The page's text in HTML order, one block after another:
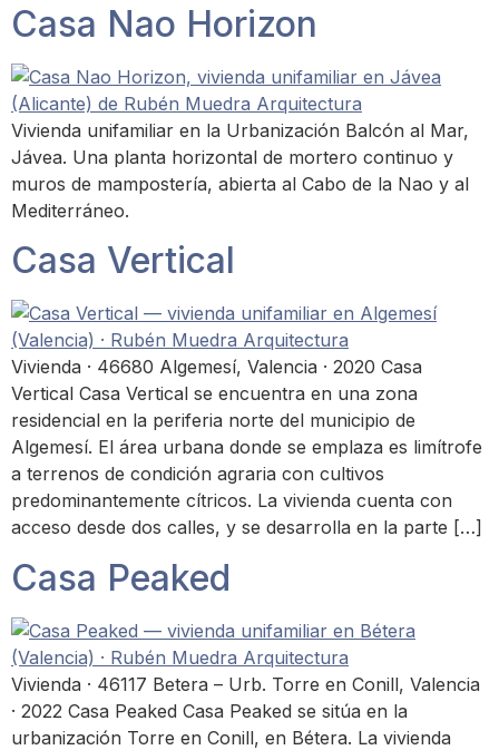
Casa Nao Horizon
Vivienda unifamiliar en la Urbanización Balcón al Mar,
Jávea. Una planta horizontal de mortero continuo y
muros de mampostería, abierta al Cabo de la Nao y al
Mediterráneo.
Casa Vertical
Vivienda · 46680 Algemesí, Valencia · 2020 Casa
Vertical Casa Vertical se encuentra en una zona
residencial en la periferia norte del municipio de
Algemesí. El área urbana donde se emplaza es limítrofe
a terrenos de condición agraria con cultivos
predominantemente cítricos. La vivienda cuenta con
acceso desde dos calles, y se desarrolla en la parte […]
Casa Peaked
Vivienda · 46117 Betera – Urb. Torre en Conill, Valencia
· 2022 Casa Peaked Casa Peaked se sitúa en la
urbanización Torre en Conill, en Bétera. La vivienda